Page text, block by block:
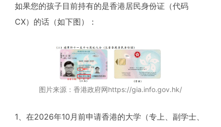
如果您的孩子目前持有的是香港居民身份证（代码
CX）的话（如下图）：
图片来源：香港政府网https://gia.info.gov.hk/
1、在2026年10月前申请香港的大学（专上、副学士、